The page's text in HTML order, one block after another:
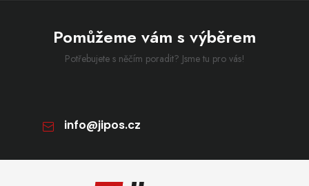
Pomůžeme vám s výběrem
Potřebujete s něčím poradit? Jsme tu pro vás!
info@jipos.cz
Zápatí